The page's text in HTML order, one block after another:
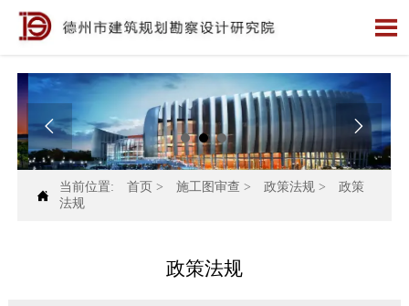

 

当前位置: 首页 > 施工图审查 > 政策法规>
政策
法规
政策法规